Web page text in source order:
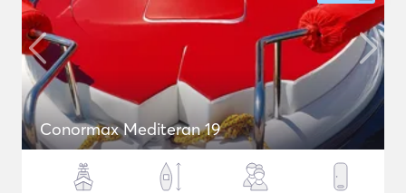
Conormax Mediteran 19